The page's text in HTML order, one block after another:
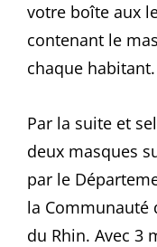
votre boîte aux
contenant le
chaque habitant.
Par la suite et
deux masques
par le
la Communauté
du Rhin. Avec 3